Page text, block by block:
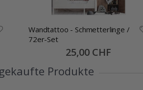
Wandtattoo - Schmetterlinge /
72er-Set
Special
Price
25,00 CHF
Produkte